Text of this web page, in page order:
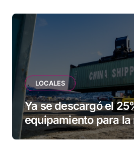
LOCALES
Ya se descargó el
equipamiento para la
de Ushuaia